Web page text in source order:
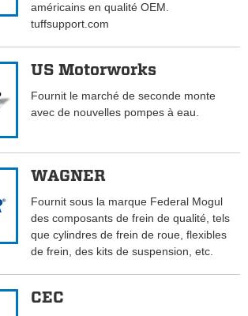
américains en qualité OEM.
tuffsupport.com
US Motorworks
Fournit le marché de seconde monte
avec de nouvelles pompes à eau.
WAGNER
Fournit sous la marque Federal Mogul
des composants de frein de qualité, tels
que cylindres de frein de roue, flexibles
de frein, des kits de suspension, etc.
CEC